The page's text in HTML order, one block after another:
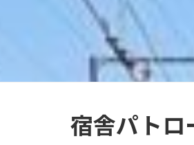
宿舎パトロ